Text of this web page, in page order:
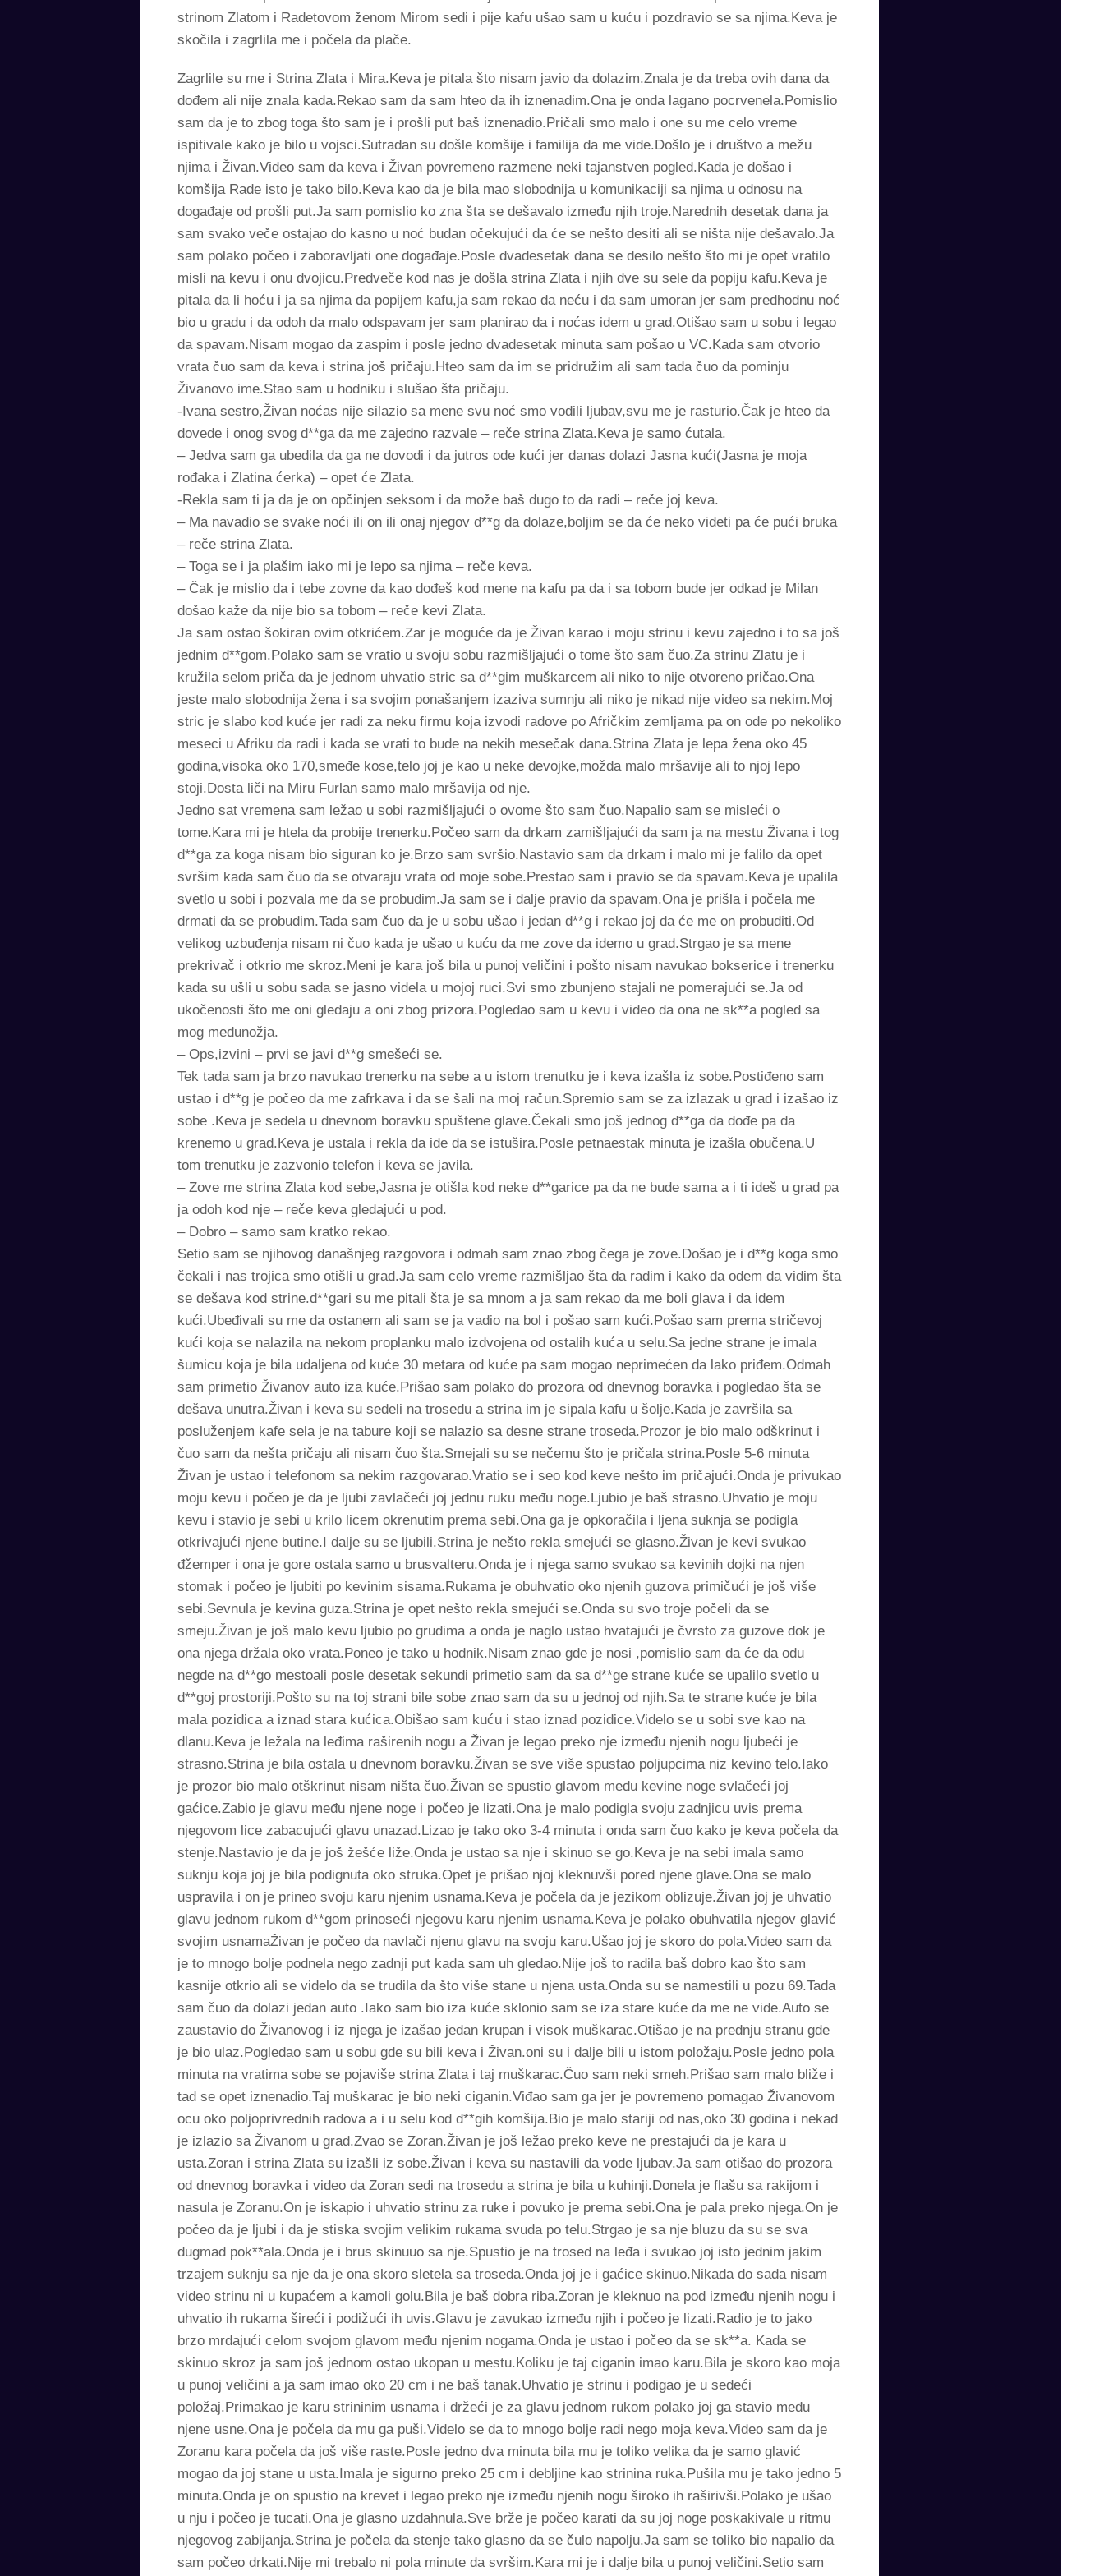
strinom Zlatom i Radetovom ženom Mirom sedi i pije kafu ušao sam u kuću i pozdravio se sa njima.Keva je
skočila i zagrlila me i počela da plače.
Zagrlile su me i Strina Zlata i Mira.Keva je pitala što nisam javio da dolazim.Znala je da treba ovih dana da
dođem ali nije znala kada.Rekao sam da sam hteo da ih iznenadim.Ona je onda lagano pocrvenela.Pomislio
sam da je to zbog toga što sam je i prošli put baš iznenadio.Pričali smo malo i one su me celo vreme
ispitivale kako je bilo u vojsci.Sutradan su došle komšije i familija da me vide.Došlo je i društvo a mežu
njima i Živan.Video sam da keva i Živan povremeno razmene neki tajanstven pogled.Kada je došao i
komšija Rade isto je tako bilo.Keva kao da je bila mao slobodnija u komunikaciji sa njima u odnosu na
događaje od prošli put.Ja sam pomislio ko zna šta se dešavalo između njih troje.Narednih desetak dana ja
sam svako veče ostajao do kasno u noć budan očekujući da će se nešto desiti ali se ništa nije dešavalo.Ja
sam polako počeo i zaboravljati one događaje.Posle dvadesetak dana se desilo nešto što mi je opet vratilo
misli na kevu i onu dvojicu.Predveče kod nas je došla strina Zlata i njih dve su sele da popiju kafu.Keva je
pitala da li hoću i ja sa njima da popijem kafu,ja sam rekao da neću i da sam umoran jer sam predhodnu noć
bio u gradu i da odoh da malo odspavam jer sam planirao da i noćas idem u grad.Otišao sam u sobu i legao
da spavam.Nisam mogao da zaspim i posle jedno dvadesetak minuta sam pošao u VC.Kada sam otvorio
vrata čuo sam da keva i strina još pričaju.Hteo sam da im se pridružim ali sam tada čuo da pominju
Živanovo ime.Stao sam u hodniku i slušao šta pričaju.
-Ivana sestro,Živan noćas nije silazio sa mene svu noć smo vodili ljubav,svu me je rasturio.Čak je hteo da
dovede i onog svog d**ga da me zajedno razvale – reče strina Zlata.Keva je samo ćutala.
– Jedva sam ga ubedila da ga ne dovodi i da jutros ode kući jer danas dolazi Jasna kući(Jasna je moja
rođaka i Zlatina ćerka) – opet će Zlata.
-Rekla sam ti ja da je on opčinjen seksom i da može baš dugo to da radi – reče joj keva.
– Ma navadio se svake noći ili on ili onaj njegov d**g da dolaze,boljim se da će neko videti pa će pući bruka
– reče strina Zlata.
– Toga se i ja plašim iako mi je lepo sa njima – reče keva.
– Čak je mislio da i tebe zovne da kao dođeš kod mene na kafu pa da i sa tobom bude jer odkad je Milan
došao kaže da nije bio sa tobom – reče kevi Zlata.
Ja sam ostao šokiran ovim otkrićem.Zar je moguće da je Živan karao i moju strinu i kevu zajedno i to sa još
jednim d**gom.Polako sam se vratio u svoju sobu razmišljajući o tome što sam čuo.Za strinu Zlatu je i
kružila selom priča da je jednom uhvatio stric sa d**gim muškarcem ali niko to nije otvoreno pričao.Ona
jeste malo slobodnija žena i sa svojim ponašanjem izaziva sumnju ali niko je nikad nije video sa nekim.Moj
stric je slabo kod kuće jer radi za neku firmu koja izvodi radove po Afričkim zemljama pa on ode po nekoliko
meseci u Afriku da radi i kada se vrati to bude na nekih mesečak dana.Strina Zlata je lepa žena oko 45
godina,visoka oko 170,smeđe kose,telo joj je kao u neke devojke,možda malo mršavije ali to njoj lepo
stoji.Dosta liči na Miru Furlan samo malo mršavija od nje.
Jedno sat vremena sam ležao u sobi razmišljajući o ovome što sam čuo.Napalio sam se misleći o
tome.Kara mi je htela da probije trenerku.Počeo sam da drkam zamišljajući da sam ja na mestu Živana i tog
d**ga za koga nisam bio siguran ko je.Brzo sam svršio.Nastavio sam da drkam i malo mi je falilo da opet
svršim kada sam čuo da se otvaraju vrata od moje sobe.Prestao sam i pravio se da spavam.Keva je upalila
svetlo u sobi i pozvala me da se probudim.Ja sam se i dalje pravio da spavam.Ona je prišla i počela me
drmati da se probudim.Tada sam čuo da je u sobu ušao i jedan d**g i rekao joj da će me on probuditi.Od
velikog uzbuđenja nisam ni čuo kada je ušao u kuću da me zove da idemo u grad.Strgao je sa mene
prekrivač i otkrio me skroz.Meni je kara još bila u punoj veličini i pošto nisam navukao bokserice i trenerku
kada su ušli u sobu sada se jasno videla u mojoj ruci.Svi smo zbunjeno stajali ne pomerajući se.Ja od
ukočenosti što me oni gledaju a oni zbog prizora.Pogledao sam u kevu i video da ona ne sk**a pogled sa
mog međunožja.
– Ops,izvini – prvi se javi d**g smešeći se.
Tek tada sam ja brzo navukao trenerku na sebe a u istom trenutku je i keva izašla iz sobe.Postiđeno sam
ustao i d**g je počeo da me zafrkava i da se šali na moj račun.Spremio sam se za izlazak u grad i izašao iz
sobe .Keva je sedela u dnevnom boravku spuštene glave.Čekali smo još jednog d**ga da dođe pa da
krenemo u grad.Keva je ustala i rekla da ide da se istušira.Posle petnaestak minuta je izašla obučena.U
tom trenutku je zazvonio telefon i keva se javila.
– Zove me strina Zlata kod sebe,Jasna je otišla kod neke d**garice pa da ne bude sama a i ti ideš u grad pa
ja odoh kod nje – reče keva gledajući u pod.
– Dobro – samo sam kratko rekao.
Setio sam se njihovog današnjeg razgovora i odmah sam znao zbog čega je zove.Došao je i d**g koga smo
čekali i nas trojica smo otišli u grad.Ja sam celo vreme razmišljao šta da radim i kako da odem da vidim šta
se dešava kod strine.d**gari su me pitali šta je sa mnom a ja sam rekao da me boli glava i da idem
kući.Ubeđivali su me da ostanem ali sam se ja vadio na bol i pošao sam kući.Pošao sam prema stričevoj
kući koja se nalazila na nekom proplanku malo izdvojena od ostalih kuća u selu.Sa jedne strane je imala
šumicu koja je bila udaljena od kuće 30 metara od kuće pa sam mogao neprimećen da lako priđem.Odmah
sam primetio Živanov auto iza kuće.Prišao sam polako do prozora od dnevnog boravka i pogledao šta se
dešava unutra.Živan i keva su sedeli na trosedu a strina im je sipala kafu u šolje.Kada je završila sa
posluženjem kafe sela je na tabure koji se nalazio sa desne strane troseda.Prozor je bio malo odškrinut i
čuo sam da nešta pričaju ali nisam čuo šta.Smejali su se nečemu što je pričala strina.Posle 5-6 minuta
Živan je ustao i telefonom sa nekim razgovarao.Vratio se i seo kod keve nešto im pričajući.Onda je privukao
moju kevu i počeo je da je ljubi zavlačeći joj jednu ruku među noge.Ljubio je baš strasno.Uhvatio je moju
kevu i stavio je sebi u krilo licem okrenutim prema sebi.Ona ga je opkoračila i ljena suknja se podigla
otkrivajući njene butine.I dalje su se ljubili.Strina je nešto rekla smejući se glasno.Živan je kevi svukao
đžemper i ona je gore ostala samo u brusvalteru.Onda je i njega samo svukao sa kevinih dojki na njen
stomak i počeo je ljubiti po kevinim sisama.Rukama je obuhvatio oko njenih guzova primičući je još više
sebi.Sevnula je kevina guza.Strina je opet nešto rekla smejući se.Onda su svo troje počeli da se
smeju.Živan je još malo kevu ljubio po grudima a onda je naglo ustao hvatajući je čvrsto za guzove dok je
ona njega držala oko vrata.Poneo je tako u hodnik.Nisam znao gde je nosi ,pomislio sam da će da odu
negde na d**go mestoali posle desetak sekundi primetio sam da sa d**ge strane kuće se upalilo svetlo u
d**goj prostoriji.Pošto su na toj strani bile sobe znao sam da su u jednoj od njih.Sa te strane kuće je bila
mala pozidica a iznad stara kućica.Obišao sam kuću i stao iznad pozidice.Videlo se u sobi sve kao na
dlanu.Keva je ležala na leđima raširenih nogu a Živan je legao preko nje između njenih nogu ljubeći je
strasno.Strina je bila ostala u dnevnom boravku.Živan se sve više spustao poljupcima niz kevino telo.Iako
je prozor bio malo otškrinut nisam ništa čuo.Živan se spustio glavom među kevine noge svlačeći joj
gaćice.Zabio je glavu među njene noge i počeo je lizati.Ona je malo podigla svoju zadnjicu uvis prema
njegovom lice zabacujući glavu unazad.Lizao je tako oko 3-4 minuta i onda sam čuo kako je keva počela da
stenje.Nastavio je da je još žešće liže.Onda je ustao sa nje i skinuo se go.Keva je na sebi imala samo
suknju koja joj je bila podignuta oko struka.Opet je prišao njoj kleknuvši pored njene glave.Ona se malo
uspravila i on je prineo svoju karu njenim usnama.Keva je počela da je jezikom oblizuje.Živan joj je uhvatio
glavu jednom rukom d**gom prinoseći njegovu karu njenim usnama.Keva je polako obuhvatila njegov glavić
svojim usnamaŽivan je počeo da navlači njenu glavu na svoju karu.Ušao joj je skoro do pola.Video sam da
je to mnogo bolje podnela nego zadnji put kada sam uh gledao.Nije još to radila baš dobro kao što sam
kasnije otkrio ali se videlo da se trudila da što više stane u njena usta.Onda su se namestili u pozu 69.Tada
sam čuo da dolazi jedan auto .Iako sam bio iza kuće sklonio sam se iza stare kuće da me ne vide.Auto se
zaustavio do Živanovog i iz njega je izašao jedan krupan i visok muškarac.Otišao je na prednju stranu gde
je bio ulaz.Pogledao sam u sobu gde su bili keva i Živan.oni su i dalje bili u istom položaju.Posle jedno pola
minuta na vratima sobe se pojaviše strina Zlata i taj muškarac.Čuo sam neki smeh.Prišao sam malo bliže i
tad se opet iznenadio.Taj muškarac je bio neki ciganin.Viđao sam ga jer je povremeno pomagao Živanovom
ocu oko poljoprivrednih radova a i u selu kod d**gih komšija.Bio je malo stariji od nas,oko 30 godina i nekad
je izlazio sa Živanom u grad.Zvao se Zoran.Živan je još ležao preko keve ne prestajući da je kara u
usta.Zoran i strina Zlata su izašli iz sobe.Živan i keva su nastavili da vode ljubav.Ja sam otišao do prozora
od dnevnog boravka i video da Zoran sedi na trosedu a strina je bila u kuhinji.Donela je flašu sa rakijom i
nasula je Zoranu.On je iskapio i uhvatio strinu za ruke i povuko je prema sebi.Ona je pala preko njega.On je
počeo da je ljubi i da je stiska svojim velikim rukama svuda po telu.Strgao je sa nje bluzu da su se sva
dugmad pok**ala.Onda je i brus skinuuo sa nje.Spustio je na trosed na leđa i svukao joj isto jednim jakim
trzajem suknju sa nje da je ona skoro sletela sa troseda.Onda joj je i gaćice skinuo.Nikada do sada nisam
video strinu ni u kupaćem a kamoli golu.Bila je baš dobra riba.Zoran je kleknuo na pod između njenih nogu i
uhvatio ih rukama šireći i podižući ih uvis.Glavu je zavukao između njih i počeo je lizati.Radio je to jako
brzo mrdajući celom svojom glavom među njenim nogama.Onda je ustao i počeo da se sk**a. Kada se
skinuo skroz ja sam još jednom ostao ukopan u mestu.Koliku je taj ciganin imao karu.Bila je skoro kao moja
u punoj veličini a ja sam imao oko 20 cm i ne baš tanak.Uhvatio je strinu i podigao je u sedeći
položaj.Primakao je karu strininim usnama i držeći je za glavu jednom rukom polako joj ga stavio među
njene usne.Ona je počela da mu ga puši.Videlo se da to mnogo bolje radi nego moja keva.Video sam da je
Zoranu kara počela da još više raste.Posle jedno dva minuta bila mu je toliko velika da je samo glavić
mogao da joj stane u usta.Imala je sigurno preko 25 cm i debljine kao strinina ruka.Pušila mu je tako jedno 5
minuta.Onda je on spustio na krevet i legao preko nje između njenih nogu široko ih raširivši.Polako je ušao
u nju i počeo je tucati.Ona je glasno uzdahnula.Sve brže je počeo karati da su joj noge poskakivale u ritmu
njegovog zabijanja.Strina je počela da stenje tako glasno da se čulo napolju.Ja sam se toliko bio napalio da
sam počeo drkati.Nije mi trebalo ni pola minute da svršim.Kara mi je i dalje bila u punoj veličini.Setio sam